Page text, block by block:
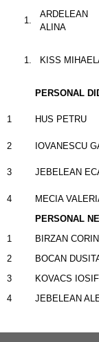
ARDELEAN
ALINA
KISS
PERSONAL
1 HUS PETRU
2
IOVANESCU
3 JEBELEAN
4
MECIA
PERSONAL
1
BIRZAN
2
BOCAN
3
KOVACS IOSIF
4
JEBELEAN